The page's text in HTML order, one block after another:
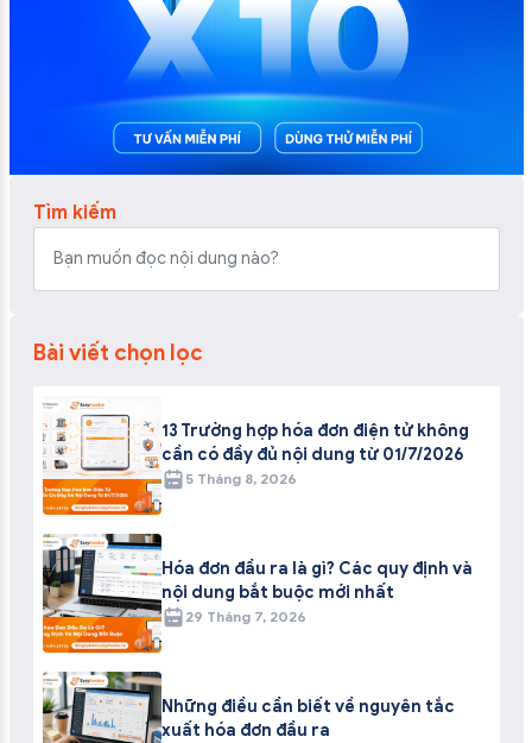
Tìm kiếm
Bài viết chọn lọc
13 Trường hợp hóa đơn điện tử không
cần có đầy đủ nội dung từ 01/7/2026
5 Tháng 8, 2026
Hóa đơn đầu ra là gì? Các quy định và
nội dung bắt buộc mới nhất
29 Tháng 7, 2026
Những điều cần biết về nguyên tắc
xuất hóa đơn đầu ra